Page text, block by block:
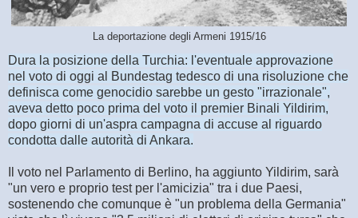
La deportazione degli Armeni 1915/16
Dura la posizione della Turchia: l'eventuale approvazione
nel voto di oggi al Bundestag tedesco di una risoluzione che
definisca come genocidio sarebbe un gesto "irrazionale",
aveva detto poco prima del voto il premier Binali Yildirim,
dopo giorni di un'aspra campagna di accuse al riguardo
condotta dalle autorità di Ankara.
Il voto nel Parlamento di Berlino, ha aggiunto Yildirim, sarà
"un vero e proprio test per l'amicizia" tra i due Paesi,
sostenendo che comunque è "un problema della Germania"